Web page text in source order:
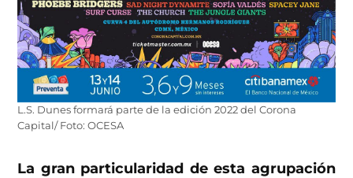
L.S. Dunes formará parte de la edición 2022 del Corona
Capital/ Foto: OCESA
La gran particularidad de esta agrupación